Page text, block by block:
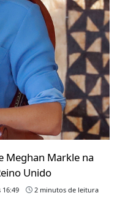
Meghan Markle na
Unido
16:49 2 minutos de leitura